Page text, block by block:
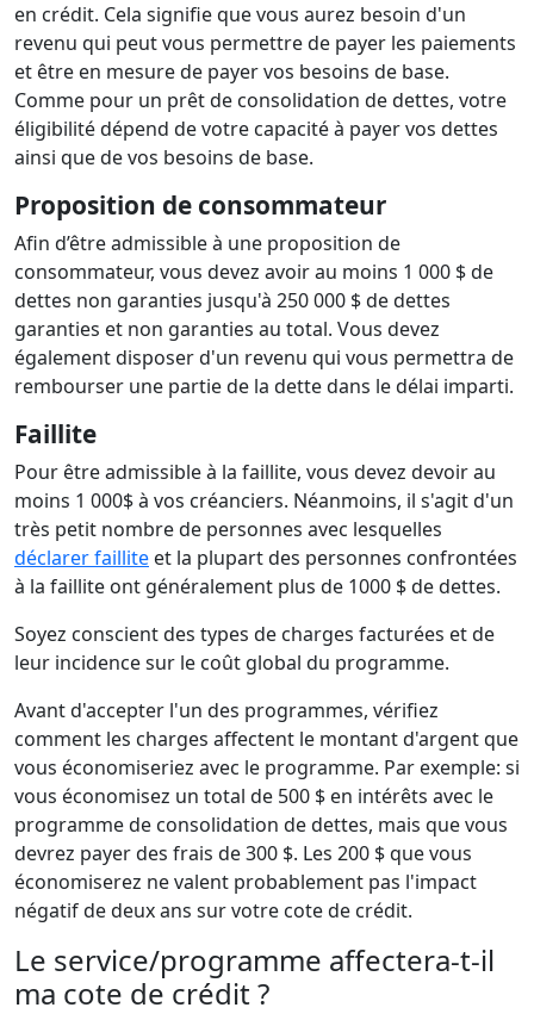
en crédit. Cela signifie que vous aurez besoin d'un
revenu qui peut vous permettre de payer les paiements
et être en mesure de payer vos besoins de base.
Comme pour un prêt de consolidation de dettes, votre
éligibilité dépend de votre capacité à payer vos dettes
ainsi que de vos besoins de base.
Proposition de consommateur
Afin d’être admissible à une proposition de
consommateur, vous devez avoir au moins 1 000 $ de
dettes non garanties jusqu'à 250 000 $ de dettes
garanties et non garanties au total. Vous devez
également disposer d'un revenu qui vous permettra de
rembourser une partie de la dette dans le délai imparti.
Faillite
Pour être admissible à la faillite, vous devez devoir au
moins 1 000$ à vos créanciers. Néanmoins, il s'agit d'un
très petit nombre de personnes avec lesquelles
déclarer faillite et la plupart des personnes confrontées
à la faillite ont généralement plus de 1000 $ de dettes.
Soyez conscient des types de charges facturées et de
leur incidence sur le coût global du programme.
Avant d'accepter l'un des programmes, vérifiez
comment les charges affectent le montant d'argent que
vous économiseriez avec le programme. Par exemple: si
vous économisez un total de 500 $ en intérêts avec le
programme de consolidation de dettes, mais que vous
devrez payer des frais de 300 $. Les 200 $ que vous
économiserez ne valent probablement pas l'impact
négatif de deux ans sur votre cote de crédit.
Le service/programme affectera-t-il
ma cote de crédit ?